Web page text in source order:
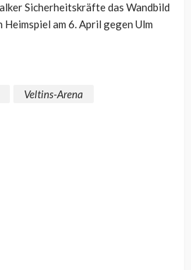
Sicherheitskräfte das Wandbild
Heimspiel am 6. April gegen Ulm
Veltins-Arena